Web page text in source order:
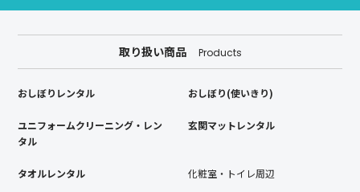
取り扱い商品 Products
おしぼりレンタル おしぼり(使いきり)
ユニフォームクリーニング・レン
タル
玄関マットレンタル
タオルレンタル 化粧室・トイレ周辺